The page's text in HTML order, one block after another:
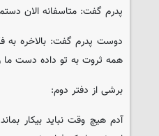
پدرم گفت: متاسفانه الان
دوست پدرم گفت: بالاخره به
همه ثروت به تو داده دست ما
برشی از دفتر دوم:
آدم هیچ وقت نباید بیکار